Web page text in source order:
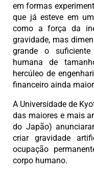
em formas
que já esteve em
como a força da
gravidade, mas
grande o
humana de
hercúleo de
financeiro ainda
A Universidade de
das maiores e mais
do Japão)
criar gravidade
ocupação
corpo humano.